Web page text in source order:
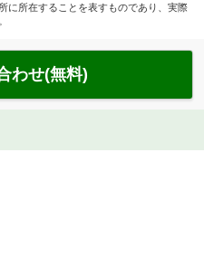
に所在することを表すものであり、実際
わせ(無料)